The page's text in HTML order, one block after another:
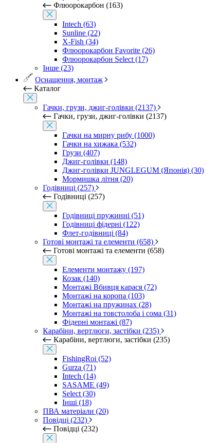
Флюорокарбон (163)
Intech (63)
Sunline (22)
X-Fish (34)
Флюорокарбон Favorite (26)
Флюорокарбон Select (17)
Інше (23)
Оснащення, монтаж
Каталог
Гачки, грузи, джиг-голівки (2137)
Гачки, грузи, джиг-голівки (2137)
Гачки на мирну рибу (1000)
Гачки на хижака (532)
Грузи (407)
Джиг-голівки (148)
Джиг-голівки JUNGLEGUM (Японія) (30)
Мормишка літня (20)
Годівниці (257)
Годівниці (257)
Годівниці пружинні (51)
Годівниці фідерні (122)
Флет-годівниці (84)
Готові монтажі та елементи (658)
Готові монтажі та елементи (658)
Елементи монтажу (197)
Козак (140)
Монтажі Вбивця карася (72)
Монтажі на коропа (103)
Монтажі на пружинах (28)
Монтажі на товстолоба і сома (31)
Фідерні монтажі (87)
Карабіни, вертлюги, застібки (235)
Карабіни, вертлюги, застібки (235)
FishingRoi (52)
Gurza (71)
Intech (14)
SASAME (49)
Select (30)
Інші (18)
ПВА матеріали (20)
Повідці (232)
Повідці (232)